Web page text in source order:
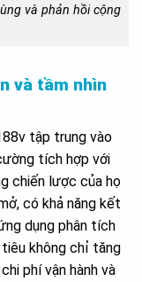
và phản hồi cộng
và tầm nhìn
tập trung vào
tích hợp với
chiến lược của họ
có khả năng kết
dụng phân tích
không chỉ tăng
phí vận hành và